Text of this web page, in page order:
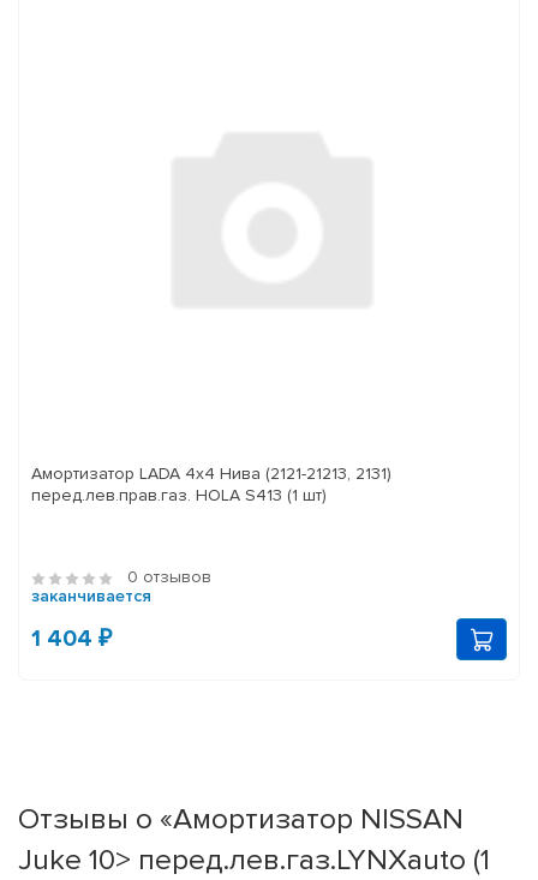
Амортизатор LADA 4x4 Нива (2121-21213, 2131)
перед.лев.прав.газ. HOLA S413 (1 шт)
0 отзывов
заканчивается
1 404 ₽
Отзывы о «Амортизатор NISSAN
Juke 10> перед.лев.газ.LYNXauto (1